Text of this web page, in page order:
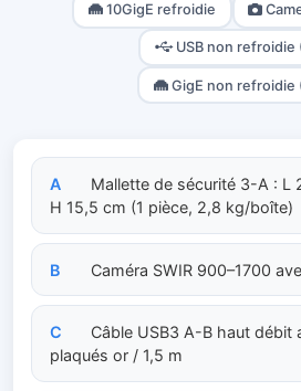
10GigE refroidie
USB non refroidie
GigE non refroidie
A
Mallette de sécurité 3-A : L
H 15,5 cm (1 pièce, 2,8 kg/boîte)
B Caméra SWIR 900–1700
C
Câble USB3 A-B haut débit
plaqués or / 1,5 m